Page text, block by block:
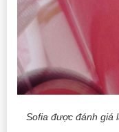
Sofia được đánh giá